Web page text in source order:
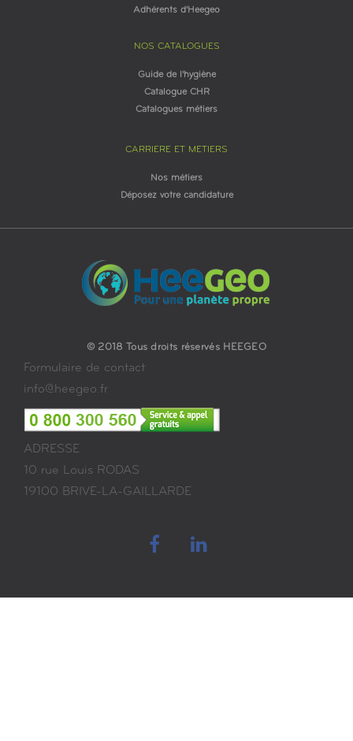
Adhérents d'Heegeo
NOS CATALOGUES
Guide de l'hygiène
Catalogue CHR
Catalogues métiers
CARRIERE ET METIERS
Nos métiers
Déposez votre candidature
© 2018 Tous droits réservés HEEGEO
Formulaire de contact
info@heegeo.fr
ADRESSE
10 rue Louis RODAS
19100 BRIVE-LA-GAILLARDE